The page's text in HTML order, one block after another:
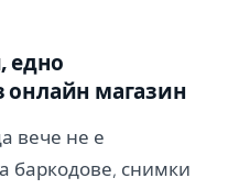
едно
онлайн магазин
вече не е
баркодове, снимки